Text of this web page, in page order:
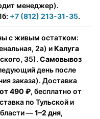
менеджер).
+7 (812) 213-31-35.
с живым остатком:
2а) иКалуга
35). Самовывоз
день после
заказа). Доставка
от 490 ₽, бесплатно от
по Тульской и
—1–2 дня,